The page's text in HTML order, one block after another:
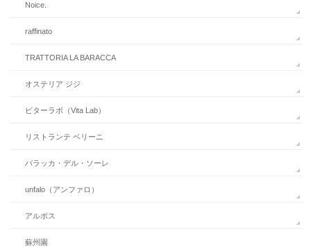
Noice.
raffinato
TRATTORIA LA BARACCA
オステリア ジジ
ビターラボ（Vita Lab）
リストランテ ベリーニ
バラッカ・デル・ソーレ
unfalo（アンファロ）
アルボス
蘇州園